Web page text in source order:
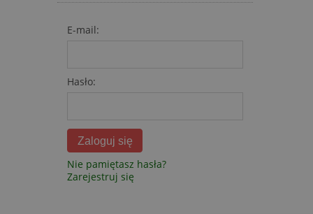
E-mail:
Hasło:
Zaloguj się
Nie pamiętasz hasła?
Zarejestruj się